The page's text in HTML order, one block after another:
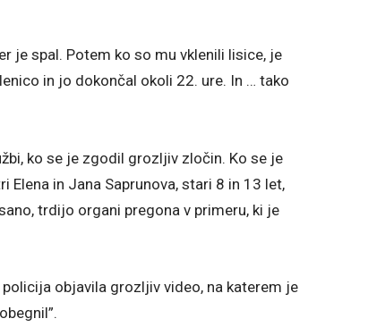
je spal. Potem ko so mu vklenili lisice, je
in jo dokončal okoli 22. ure. In … tako
ko se je zgodil grozljiv zločin. Ko se je
Elena in Jana Saprunova, stari 8 in 13 let,
trdijo organi pregona v primeru, ki je
objavila grozljiv video, na katerem je